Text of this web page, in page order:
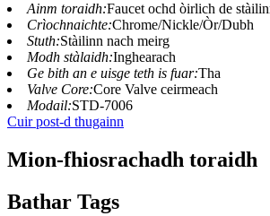
Ainm toraidh:Faucet ochd òirlich de
Crìochnaichte:Chrome/Nickle/Òr/Dubh
Stuth:Stàilinn nach meirg
Modh stàlaidh:Inghearach
Ge bith an e uisge teth is fuar:Tha
Valve Core:Core Valve ceirmeach
Modail:STD-7006
Cuir post-d thugainn
Mion-fhiosrachadh toraidh
Bathar Tags